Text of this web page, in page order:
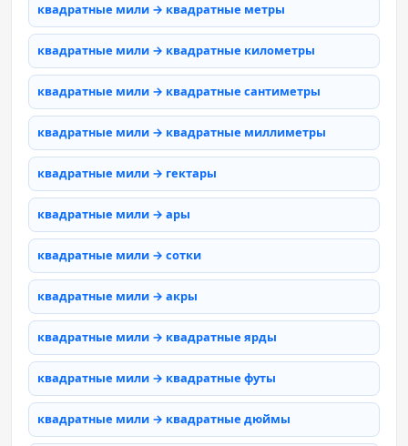
квадратные мили → квадратные метры
квадратные мили → квадратные километры
квадратные мили → квадратные сантиметры
квадратные мили → квадратные миллиметры
квадратные мили → гектары
квадратные мили → ары
квадратные мили → сотки
квадратные мили → акры
квадратные мили → квадратные ярды
квадратные мили → квадратные футы
квадратные мили → квадратные дюймы